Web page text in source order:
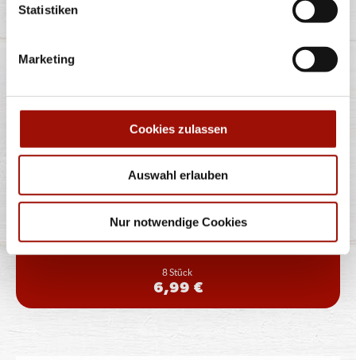
Statistiken
Marketing
Cookies zulassen
Auswahl erlauben
Nur notwendige Cookies
Pizzateig, Gouda
PIZZABRÖTCHEN CHEESY
VEGGIE
Pizzateig, Spinat, Hirtenkäse, Gouda
8 Stück
6,99 €